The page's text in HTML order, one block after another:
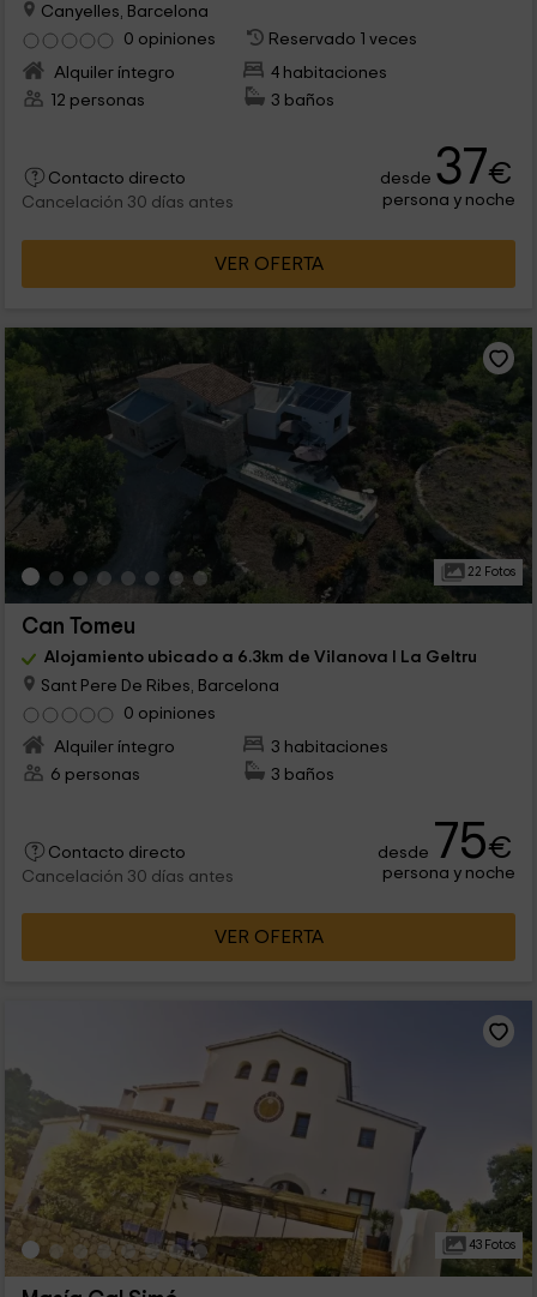
Canyelles, Barcelona
0 opiniones
Reservado 1 veces
Alquiler íntegro
4 habitaciones
12 personas
3 baños
Contacto directo
Cancelación 30 días antes
desde 37€
persona y noche
VER OFERTA
22 Fotos
Can Tomeu
Alojamiento ubicado a 6.3km de Vilanova I La Geltru
Sant Pere De Ribes, Barcelona
0 opiniones
Alquiler íntegro
3 habitaciones
6 personas
3 baños
Contacto directo
Cancelación 30 días antes
desde 75€
persona y noche
VER OFERTA
43 Fotos